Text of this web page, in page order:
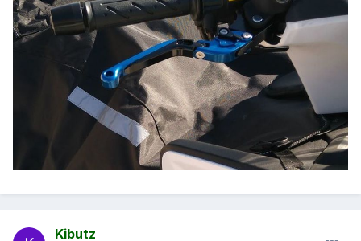
Kibutz